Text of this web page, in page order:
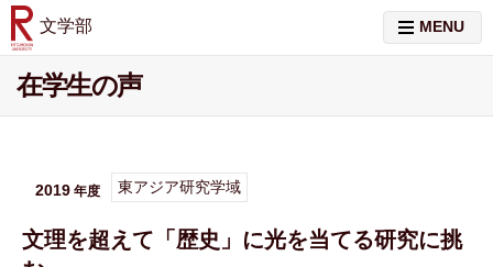
文学部 MENU
在学生の声
2019 東アジア研究学域
文理を超えて「歴史」に光を当てる研究に挑